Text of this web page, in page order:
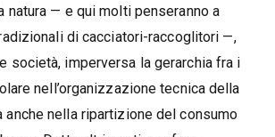
natura — e qui molti penseranno a
di cacciatori-raccoglitori —,
società, imperversa la gerarchia fra i
nell’organizzazione tecnica della
anche nella ripartizione del consumo